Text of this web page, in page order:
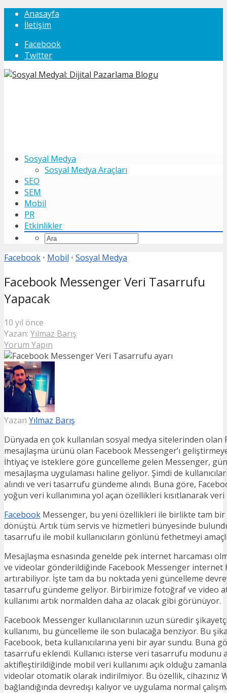
Anasayfa
İletişim
Facebook
Twitter
Sosyal Medya
Sosyal Medya Araçları
SEO
SEM
Mobil
PR
Etkinlikler
Facebook • Mobil • Sosyal Medya
Facebook Messenger Veri Tasarrufu
Yapacak
10 yıl önce
Yazan: Yılmaz Barış
Yorum Yapın
Yazan Yılmaz Barış
Dünyada en çok kullanılan sosyal medya sitelerinden olan
mesajlaşma ürünü olan Facebook Messenger’ı
İhtiyaç ve isteklere göre güncelleme gelen Messenger,
mesajlaşma uygulaması haline geliyor. Şimdi de
alındı ve veri tasarrufu gündeme alındı. Buna göre,
yoğun veri kullanımına yol açan özellikleri kısıtlanarak
Facebook Messenger, bu yeni özellikleri ile birlikte tam
dönüştü. Artık tüm servis ve hizmetleri bünyesinde
tasarrufu ile mobil kullanıcıların gönlünü fethetmeyi
Mesajlaşma esnasında genelde pek internet harcaması
ve videolar gönderildiğinde Facebook Messenger internet
artırabiliyor. İşte tam da bu noktada yeni güncelleme
tasarrufu gündeme geliyor. Birbirimize fotoğraf ve video
kullanımı artık normalden daha az olacak gibi görünüyor.
Facebook Messenger kullanıcılarının uzun süredir
kullanımı, bu güncelleme ile son bulacağa benziyor. Bu
Facebook, beta kullanıcılarına yeni bir ayar sundu. Buna
tasarrufu eklendi. Kullanıcı isterse veri tasarrufu modunu
aktifleştirildiğinde mobil veri kullanımı açık olduğu
videolar otomatik olarak indirilmiyor. Bu özellik, cihazınız
bağlandığında devredışı kalıyor ve uygulama normal